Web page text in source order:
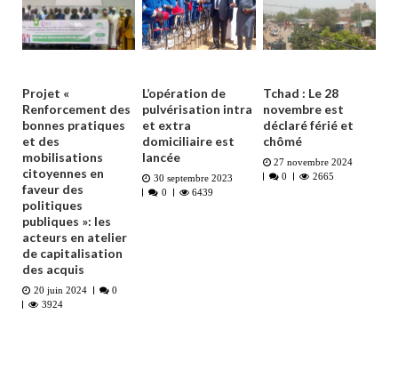
Projet «
Renforcement des
bonnes pratiques
et des
mobilisations
citoyennes en
faveur des
politiques
publiques »: les
acteurs en atelier
de capitalisation
des acquis
20 juin 2024
0
3924
L’opération de
pulvérisation intra
et extra
domiciliaire est
lancée
30 septembre 2023
0
6439
Tchad : Le 28
novembre est
déclaré férié et
chômé
27 novembre 2024
0
2665